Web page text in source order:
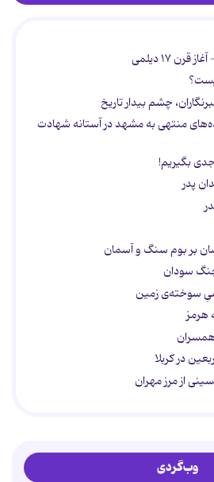
۱۷ دیلمی
چشم بیدار تاریخ
منتهی به مشهد در آستانه شهادت
بگیریم!
پدر
بر بوم سنگ و آسمان
جنگ سودان
سوخته‌ی زمین
هرمز
در کربلا
از مرز مهران
وب‌گردی